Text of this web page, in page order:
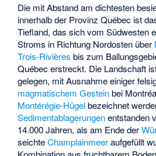
Die mit Abstand am dichtesten
innerhalb der Provinz Québec ist
Tiefland, das sich vom Südwesten
Stroms in Richtung Nordosten über
Trois-Rivières bis zum
Québec erstreckt. Die Landschaft
gelegen, mit Ausnahme einiger
magmatischem Gesteinbei
Montérégie-Hügelbezeichnet
Sedimentablagerungenentstanden
14.000 Jahren, als am Ende der
seichteChamplainmeeraufgefüllt